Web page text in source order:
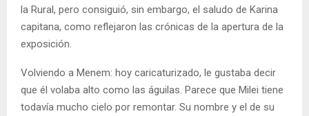
la Rural, pero consiguió, sin embargo, el saludo de Karina
capitana, como reflejaron las crónicas de la apertura de la
exposición.
Volviendo a Menem: hoy caricaturizado, le gustaba decir
que él volaba alto como las águilas. Parece que Milei tiene
todavía mucho cielo por remontar. Su nombre y el de su